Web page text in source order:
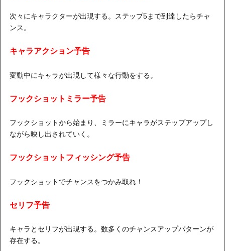
次々にキャラクターが出現する。ステップ5まで到達したらチャ
ンス。
キャラアクション予告
変動中にキャラが出現して様々な行動をする。
フックショットミラー予告
フックショットから始まり、ミラーにキャラがステップアップし
ながら映し出されていく。
フックショットフィッシング予告
フックショットでチャンスをつかみ取れ！
セリフ予告
キャラとセリフが出現する。数多くのチャンスアップパターンが
存在する。